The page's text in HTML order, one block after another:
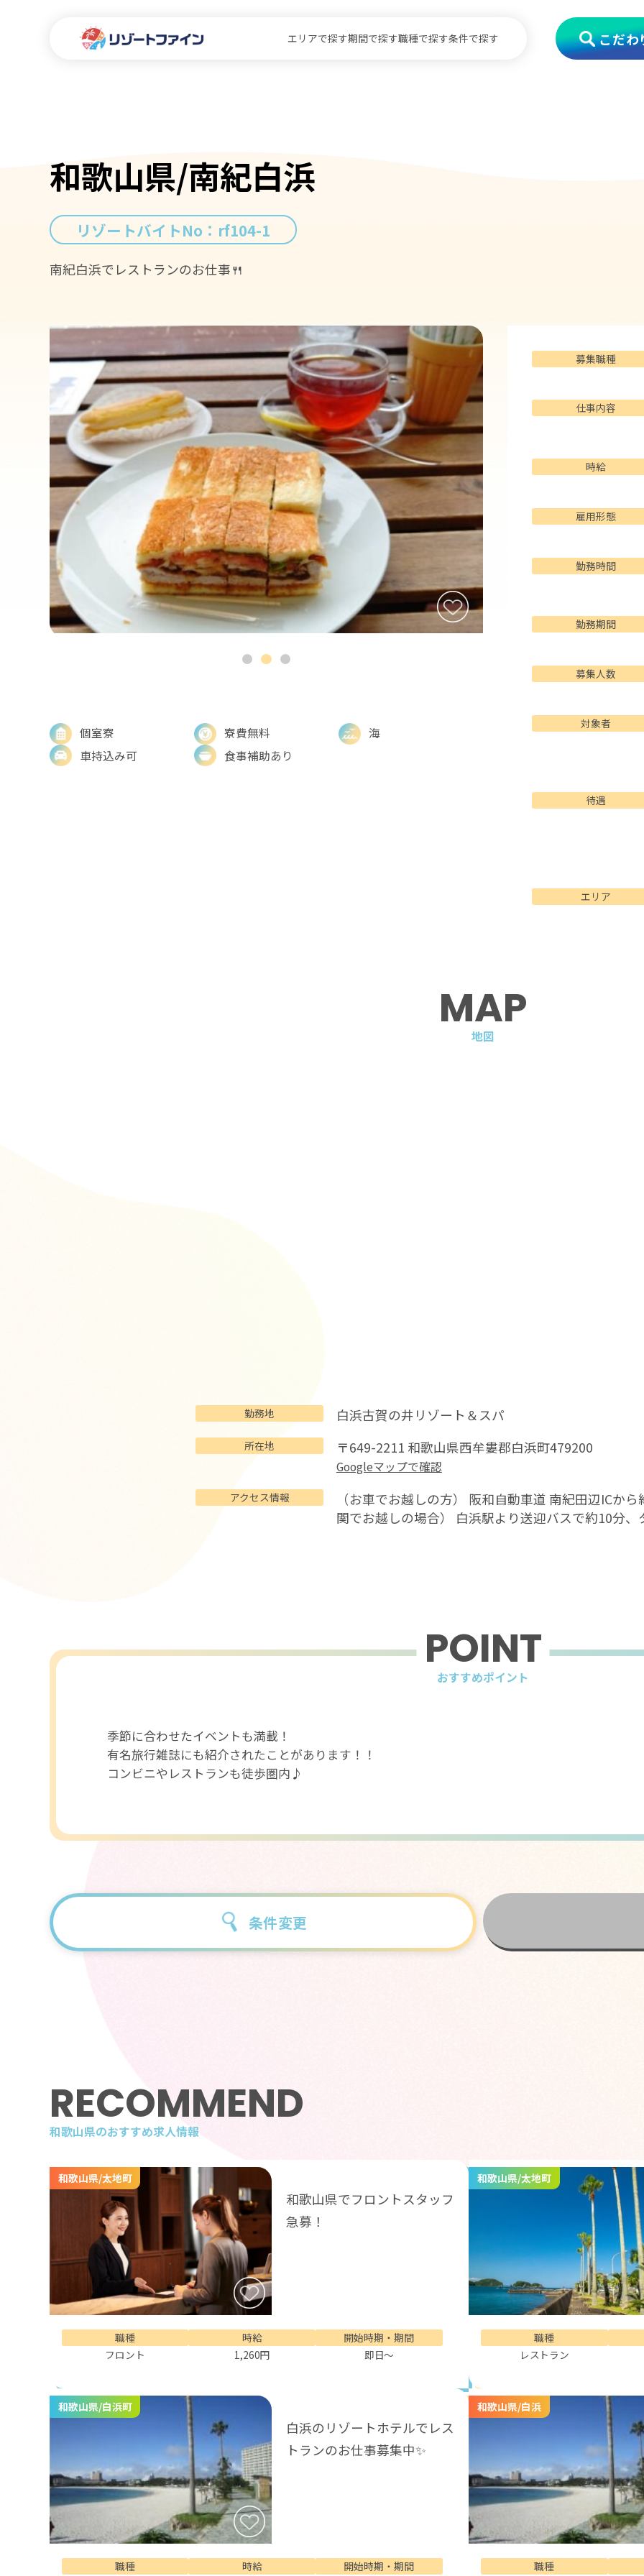
エリアで探す期間で探す職種で探す条件で探す こだわ
和歌山県/南紀白浜
リゾートバイトNo： rf104-1
南紀白浜でレストランのお仕事🍴
個室寮 寮費無料
海
車持込み可
食事補助あり
募集職種
仕事内容
時給
雇用形態
勤務時間
勤務期間
募集人数
対象者
待遇
エリア
MAP
地図
勤務地 白浜古賀の井リゾート＆スパ
所在地 〒649-2211 和歌山県西牟婁郡白浜町479200
Googleマップで確認
アクセス情報
（お車でお越しの方） 阪和自動車道 南紀田辺ICか
関でお越しの場合） 白浜駅より送迎バスで約10分、
POINT
おすすめポイント
季節に合わせたイベントも満載！
有名旅行雑誌にも紹介されたことがあります！！
コンビニやレストランも徒歩圏内♪
条件変更
RECOMMEND
和歌山県のおすすめ求人情報
和歌山県/太地町
和歌山県でフロントスタッフ
急募！
職種
フロント
時給
1,260円
開始時期・期間
即日～
和歌山県/太地町
職種
レストラン
和歌山県/白浜町
白浜のリゾートホテルでレス
トランのお仕事募集中✨
職種
時給
開始時期・期間
和歌山県/白浜
職種